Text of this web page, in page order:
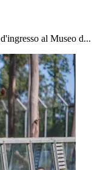
al Museo d...